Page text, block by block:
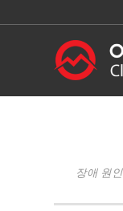
장애 원